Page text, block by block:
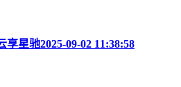
享星驰2025-09-02 11:38:58